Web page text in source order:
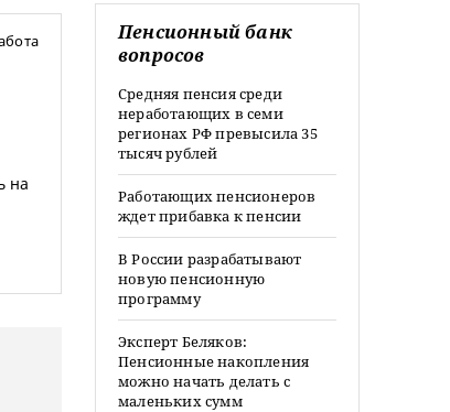
на
Пенсионный банк
вопросов
Средняя пенсия среди
неработающих в семи
регионах РФ превысила 35
тысяч рублей
Работающих пенсионеров
ждет прибавка к пенсии
В России разрабатывают
новую пенсионную
программу
Эксперт Беляков:
Пенсионные накопления
можно начать делать с
маленьких сумм